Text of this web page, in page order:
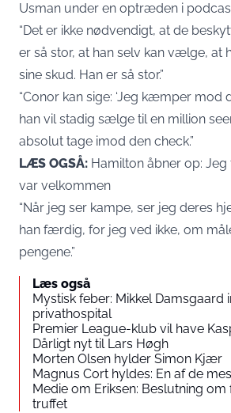
Usman under en optræden i
“Det er ikke nødvendigt, at de
er så stor, at han selv kan vælge, at
sine skud. Han er så stor.”
“Conor kan sige: ‘Jeg kæmper mod
han vil stadig sælge til en million
absolut tage imod den check.”
LÆS OGSÅ: Hamilton åbner op: Jeg
var velkommen
“Når jeg ser kampe, ser jeg deres
han færdig, for jeg ved ikke, om
pengene.”
Læs også
Mystisk feber: Mikkel Damsgaard
privathospital
Premier League-klub vil have
Dårligt nyt til Lars Høgh
Morten Olsen hylder Simon Kjær
Magnus Cort hyldes: En af de
Medie om Eriksen: Beslutning
truffet